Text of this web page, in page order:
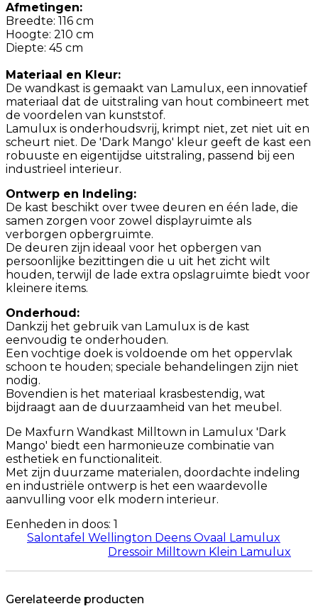
Afmetingen:
Breedte: 116 cm
Hoogte: 210 cm
Diepte: 45 cm
Materiaal en Kleur:
De wandkast is gemaakt van Lamulux, een innovatief
materiaal dat de uitstraling van hout combineert met
de voordelen van kunststof.
Lamulux is onderhoudsvrij, krimpt niet, zet niet uit en
scheurt niet. De 'Dark Mango' kleur geeft de kast een
robuuste en eigentijdse uitstraling, passend bij een
industrieel interieur.
Ontwerp en Indeling:
De kast beschikt over twee deuren en één lade, die
samen zorgen voor zowel displayruimte als
verborgen opbergruimte.
De deuren zijn ideaal voor het opbergen van
persoonlijke bezittingen die u uit het zicht wilt
houden, terwijl de lade extra opslagruimte biedt voor
kleinere items.
Onderhoud:
Dankzij het gebruik van Lamulux is de kast
eenvoudig te onderhouden.
Een vochtige doek is voldoende om het oppervlak
schoon te houden; speciale behandelingen zijn niet
nodig.
Bovendien is het materiaal krasbestendig, wat
bijdraagt aan de duurzaamheid van het meubel.
De Maxfurn Wandkast Milltown in Lamulux 'Dark
Mango' biedt een harmonieuze combinatie van
esthetiek en functionaliteit.
Met zijn duurzame materialen, doordachte indeling
en industriële ontwerp is het een waardevolle
aanvulling voor elk modern interieur.
Eenheden in doos: 1
Salontafel Wellington Deens Ovaal Lamulux
Dressoir Milltown Klein Lamulux
Gerelateerde producten